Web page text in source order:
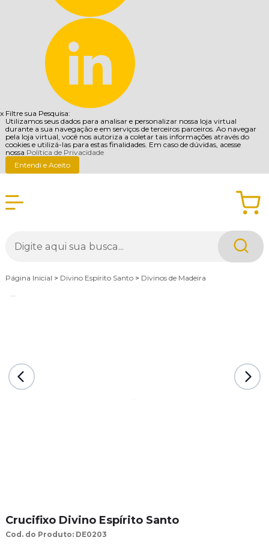
x Filtre sua Pesquisa:
Utilizamos seus dados para analisar e personalizar nossa loja virtual
durante a sua navegação e em serviços de terceiros parceiros. Ao navegar
pela loja virtual, você nos autoriza a coletar tais informações através do
cookies e utilizá-las para estas finalidades. Em caso de dúvidas, acesse
nossa Política de Privacidade
Entendi e Aceito
Página Inicial > Divino Espírito Santo > Divinos de Madeira
Crucifixo Divino Espírito Santo
Cod. do Produto: DE0203